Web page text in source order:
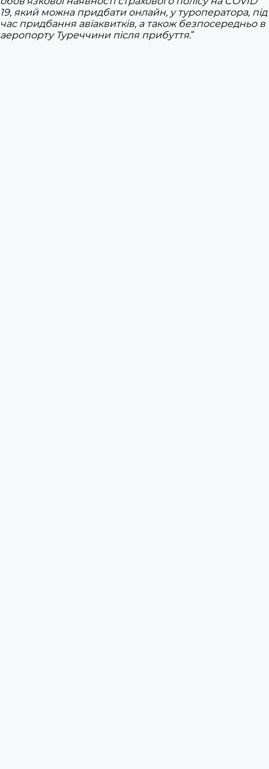
19, який можна придбати онлайн, у туроператора, під
час придбання авіаквитків, а також безпосередньо в
аеропорту Туреччини після прибуття.“